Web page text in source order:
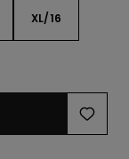
XL/16